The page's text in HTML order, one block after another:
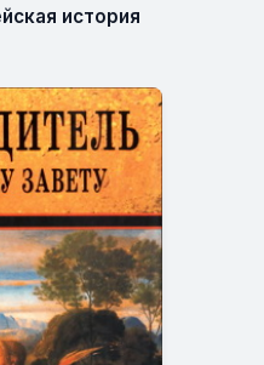
история